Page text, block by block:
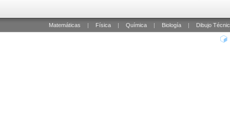
Matemáticas Física Química Biología Dibujo